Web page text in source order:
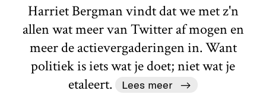
Harriet Bergman vindt dat we met z'n
allen wat meer van Twitter af mogen en
meer de actievergaderingen in. Want
politiek is iets wat je doet; niet wat je
etaleert.
Lees meer